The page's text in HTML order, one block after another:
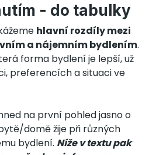
- do tabulky
hlavní rozdíly mezi
a nájemním bydlením.
forma bydlení je lepší, už
preferencích a situaci ve
na první pohled jasno o
domě žije při různých
bydlení. Níže v textu pak